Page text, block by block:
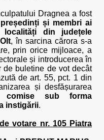
Dragnea a fost
și membri ai
din județele
, în sarcina cărora s-a
prin orice mijloace, a
și introducerea în
de buletine de vot decât
de art. 55, pct. 1 din
și desfășurarea
comise sub forma
instigării.
votare nr. 105 Piatra